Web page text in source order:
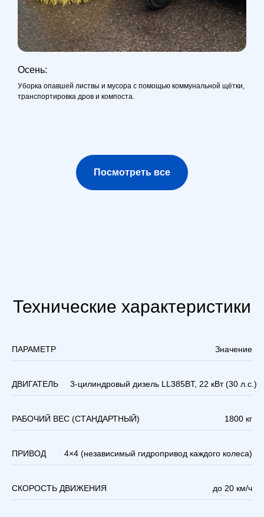
Осень:
Уборка опавшей листвы и мусора с помощью коммунальной щётки,
транспортировка дров и компоста.
Посмотреть все
Технические характеристики
ПАРАМЕТР Значение
ДВИГАТЕЛЬ 3-цилиндровый дизель LL385BT, 22 кВт (30 л.с.)
РАБОЧИЙ ВЕС (СТАНДАРТНЫЙ) 1800 кг
ПРИВОД 4×4 (независимый гидропривод каждого колеса)
СКОРОСТЬ ДВИЖЕНИЯ до 20 км/ч